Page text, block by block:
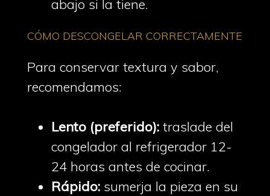
abajo si la tiene.
CÓMO DESCONGELAR CORRECTAMENTE
Para conservar textura y sabor,
recomendamos:
Lento (preferido): traslade del
congelador al refrigerador 12-
24 horas antes de cocinar.
Rápido: sumerja la pieza en su